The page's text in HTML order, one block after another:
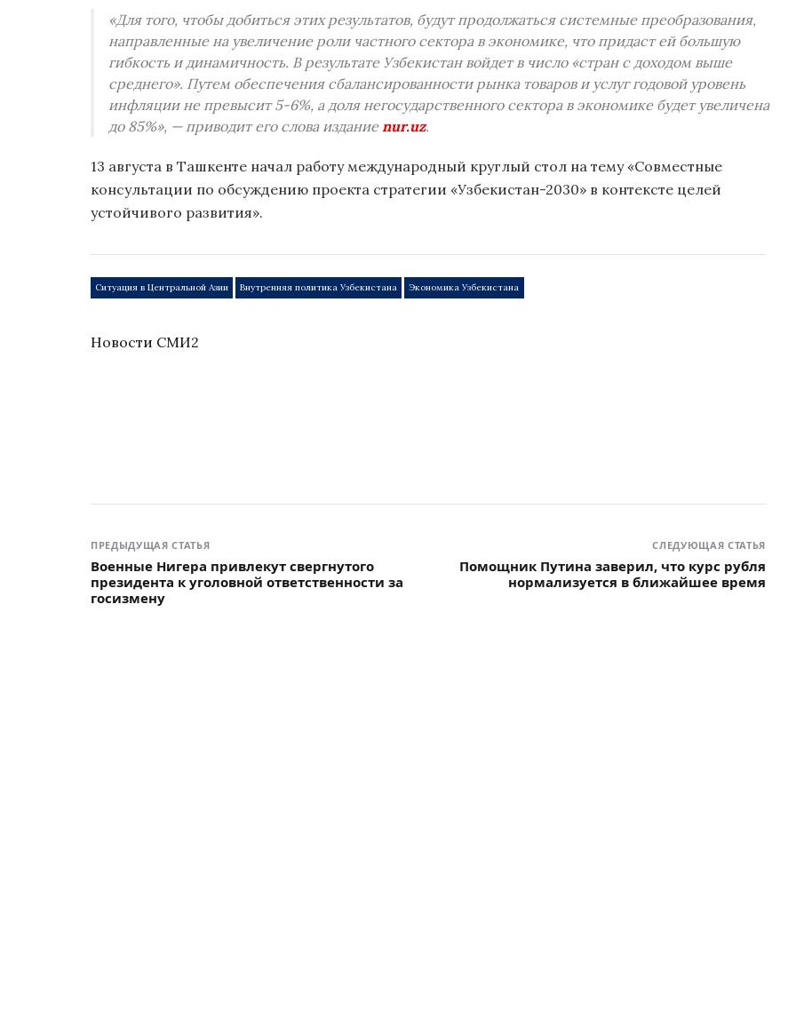
«Для того, чтобы добиться этих результатов, будут продолжаться системные преобразования,
направленные на увеличение роли частного сектора в экономике, что придаст ей большую
гибкость и динамичность. В результате Узбекистан войдет в число «стран с доходом выше
среднего». Путем обеспечения сбалансированности рынка товаров и услуг годовой уровень
инфляции не превысит 5-6%, а доля негосударственного сектора в экономике будет увеличена
до 85%», — приводит его слова издание nur.uz.
13 августа в Ташкенте начал работу международный круглый стол на тему «Совместные
консультации по обсуждению проекта стратегии «Узбекистан-2030» в контексте целей
устойчивого развития».
Ситуация в Центральной Азии Внутренняя политика Узбекистана Экономика Узбекистана
Новости СМИ2
ПРЕДЫДУЩАЯ СТАТЬЯ
Военные Нигера привлекут свергнутого
президента к уголовной ответственности за
госизмену
СЛЕДУЮЩАЯ СТАТЬЯ
Помощник Путина заверил, что курс рубля
нормализуется в ближайшее время